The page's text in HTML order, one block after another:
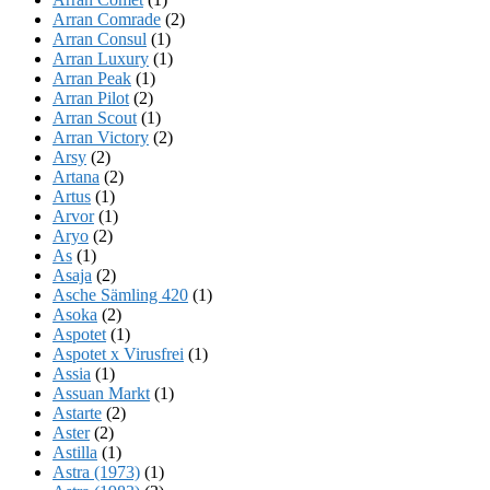
Arran Comrade (2)
Arran Consul (1)
Arran Luxury (1)
Arran Peak (1)
Arran Pilot (2)
Arran Scout (1)
Arran Victory (2)
Arsy (2)
Artana (2)
Artus (1)
Arvor(1)
Aryo (2)
As (1)
Asaja (2)
Asche Sämling 420 (1)
Asoka (2)
Aspotet (1)
Aspotet x Virusfrei (1)
Assia (1)
Assuan Markt (1)
Astarte (2)
Aster(2)
Astilla (1)
Astra (1973) (1)